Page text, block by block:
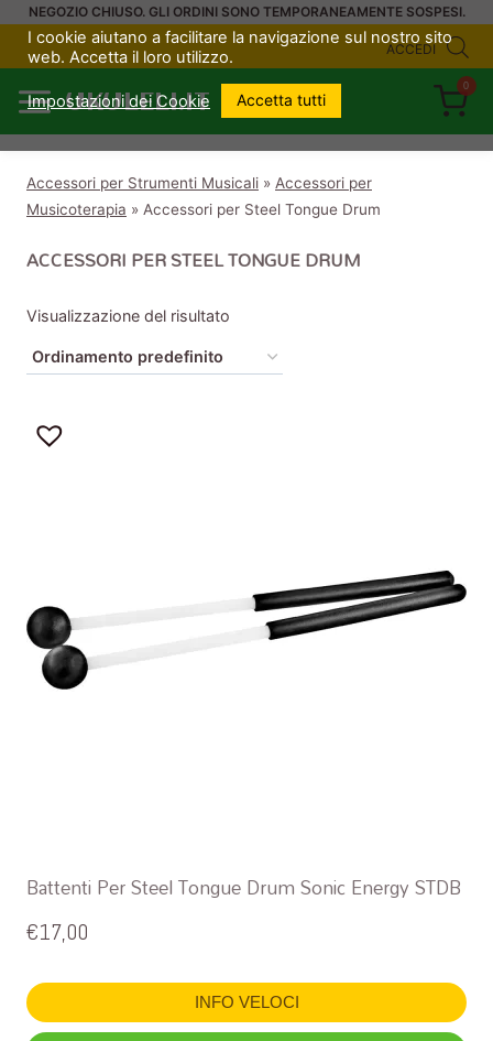
SaltaNEGOZIO CHIUSO. GLI ORDINI SONO TEMPORANEAMENTE SOSPESI.
ACCEDI
UKULELI.IT
0
Accessori per Strumenti Musicali » Accessori per
Musicoterapia » Accessori per Steel Tongue Drum
ACCESSORI PER STEEL TONGUE DRUM
Visualizzazione del risultato
Battenti Per Steel Tongue Drum Sonic Energy STDB
€17,00
INFO VELOCI
I cookie aiutano a facilitare la navigazione sul nostro sito
web. Accetta il loro utilizzo.
Impostazioni dei Cookie Accetta tutti